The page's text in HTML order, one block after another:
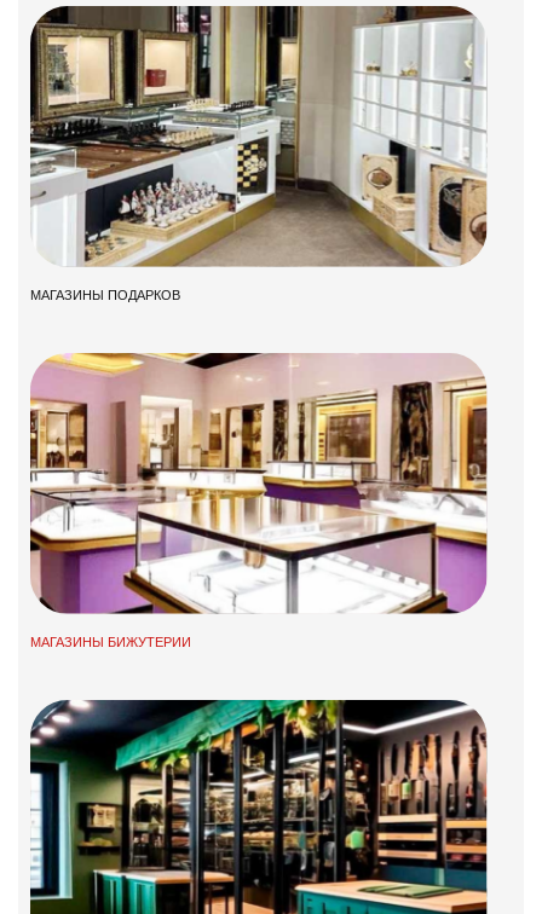
МАГАЗИНЫ ПОДАРКОВ
МАГАЗИНЫ БИЖУТЕРИИ